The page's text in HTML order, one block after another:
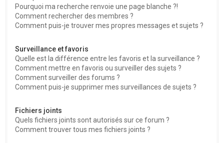
Pourquoi ma recherche renvoie une page blanche ?!
Comment rechercher des membres ?
Comment puis-je trouver mes propres messages et sujets ?
Surveillance et favoris
Quelle est la différence entre les favoris et la surveillance ?
Comment mettre en favoris ou surveiller des sujets ?
Comment surveiller des forums ?
Comment puis-je supprimer mes surveillances de sujets ?
Fichiers joints
Quels fichiers joints sont autorisés sur ce forum ?
Comment trouver tous mes fichiers joints ?